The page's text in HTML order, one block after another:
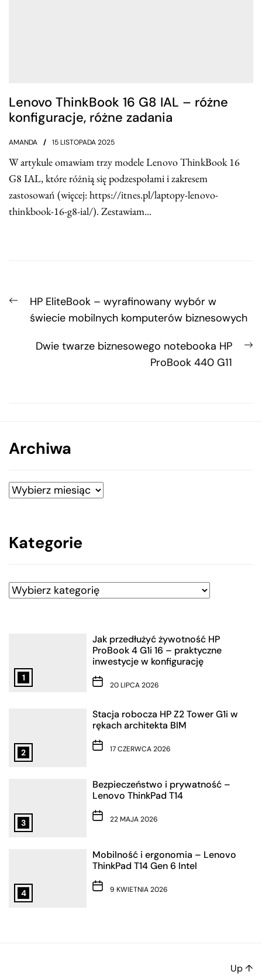
Lenovo ThinkBook 16 G8 IAL – różne
konfiguracje, różne zadania
AMANDA 15 LISTOPADA 2025
W artykule omawiam trzy modele Lenovo ThinkBook 16
G8 IAL, które różnią się podzespołami i zakresem
zastosowań (więcej: https://itnes.pl/laptopy-lenovo-
thinkbook-16-g8-ial/). Zestawiam...
wpisu
Previous
post:
HP EliteBook – wyrafinowany wybór w
świecie mobilnych komputerów biznesowych
Dwie twarze biznesowego notebooka HP
ProBook 440 G11
Archiwa
Archiwa
Kategorie
Kategorie
1
Jak przedłużyć żywotność HP
ProBook 4 G1i 16 – praktyczne
inwestycje w konfigurację
20 LIPCA 2026
2
Stacja robocza HP Z2 Tower G1i w
rękach architekta BIM
17 CZERWCA 2026
3
Bezpieczeństwo i prywatność –
Lenovo ThinkPad T14
22 MAJA 2026
4
Mobilność i ergonomia – Lenovo
ThinkPad T14 Gen 6 Intel
9 KWIETNIA 2026
Up↑